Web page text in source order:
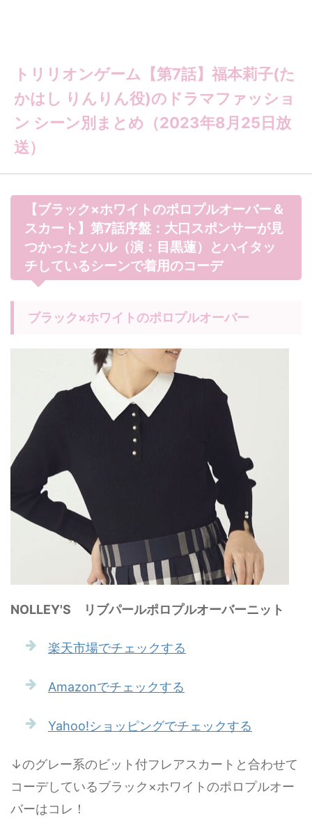
トリリオンゲーム【第7話】福本莉子(た
かはし りんりん役)のドラマファッショ
ン シーン別まとめ（2023年8月25日放
送）
【ブラック×ホワイトのポロプルオーバー＆
スカート】第7話序盤：大口スポンサーが見
つかったとハル（演：目黒蓮）とハイタッ
チしているシーンで着用のコーデ
ブラック×ホワイトのポロプルオーバー
NOLLEY'S リブパールポロプルオーバーニット
楽天市場でチェックする
Amazonでチェックする
Yahoo!ショッピングでチェックする
↓のグレー系のビット付フレアスカートと合わせて
コーデしているブラック×ホワイトのポロプルオー
バーはコレ！